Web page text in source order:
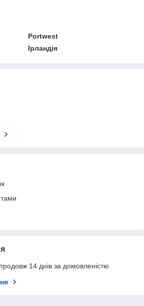
Portwest
Ірландія
14 днів за домовленістю